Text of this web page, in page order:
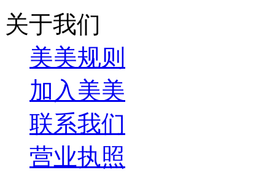
关于我们
美美规则
加入美美
联系我们
营业执照